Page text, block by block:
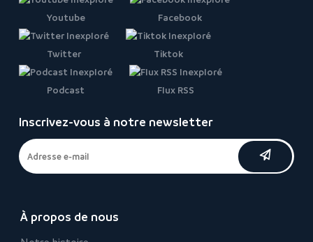
Youtube Facebook
Twitter Tiktok
Podcast Flux RSS
Inscrivez-vous à notre newsletter
À propos de nous